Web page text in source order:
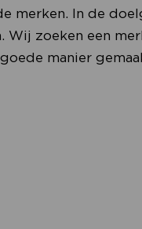
merken. In de
Wij zoeken een
manier